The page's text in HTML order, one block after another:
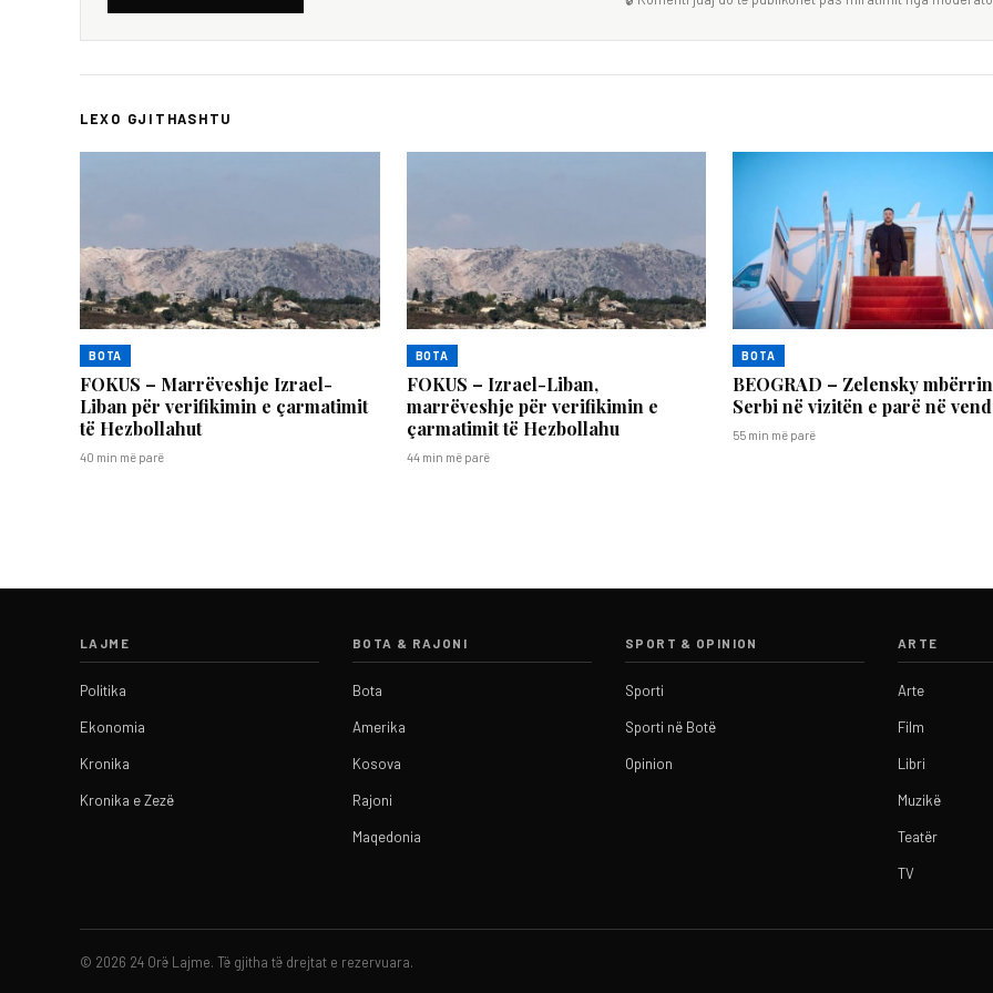
LEXO GJITHASHTU
BOTA
FOKUS – Marrëveshje Izrael-
Liban për verifikimin e çarmatimit
të Hezbollahut
40 min më parë
BOTA
FOKUS – Izrael-Liban,
marrëveshje për verifikimin e
çarmatimit të Hezbollahu
44 min më parë
BOTA
BEOGRAD – Zelensky
Serbi në vizitën e parë në vend
55 min më parë
LAJME
Politika
Ekonomia
Kronika
Kronika e Zezë
BOTA & RAJONI
Bota
Amerika
Kosova
Rajoni
Maqedonia
SPORT & OPINION
Sporti
Sporti në Botë
Opinion
ARTE
Arte
Film
Libri
Muzikë
Teatër
TV
© 2026 24 Orë Lajme. Të gjitha të drejtat e rezervuara.